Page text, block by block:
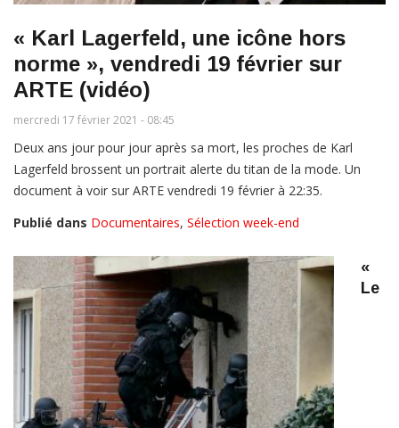
« Karl Lagerfeld, une icône hors
norme », vendredi 19 février sur
ARTE (vidéo)
mercredi 17 février 2021 - 08:45
Deux ans jour pour jour après sa mort, les proches de Karl
Lagerfeld brossent un portrait alerte du titan de la mode. Un
document à voir sur ARTE vendredi 19 février à 22:35.
Publié dans Documentaires, Sélection week-end
«
Le